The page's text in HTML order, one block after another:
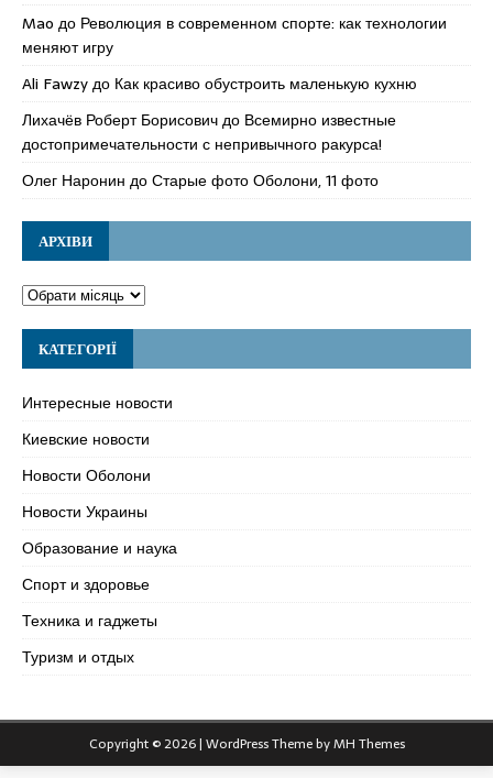
Mao до Революция в современном спорте: как технологии
меняют игру
Ali Fawzyдо Как красиво обустроить маленькую кухню
Лихачёв Роберт Борисовичдо Всемирно известные
достопримечательности с непривычного ракурса!
Олег Наронин доСтарые фото Оболони, 11 фото
АРХІВИ
КАТЕГОРІЇ
Интересные новости
Киевские новости
Новости Оболони
Новости Украины
Образование и наука
Спорт и здоровье
Техника и гаджеты
Туризм и отдых
Copyright © 2026 | WordPress Theme byMH Themes